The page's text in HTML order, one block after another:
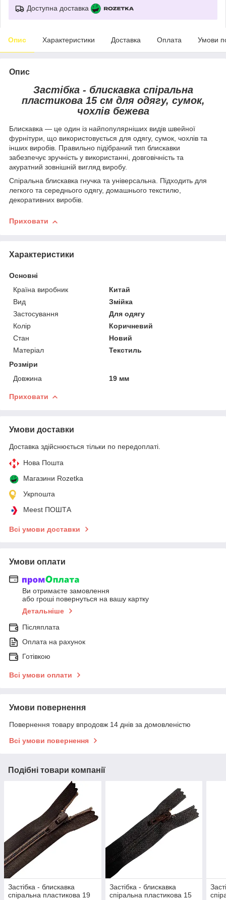
Доступна доставка
Опис Характеристики Доставка Оплата Умови
Опис
Застібка - блискавка спіральна
пластикова 15 см для одягу, сумок,
чохлів бежева
Блискавка — це один із найпопулярніших видів швейної
фурнітури, що використовується для одягу, сумок, чохлів та
інших виробів. Правильно підібраний тип блискавки
забезпечує зручність у використанні, довговічність та
акуратний зовнішній вигляд виробу.
Спіральна блискавка гнучка та універсальна. Підходить для
легкого та середнього одягу, домашнього текстилю,
декоративних виробів.
Приховати
Характеристики
Основні
Країна виробник
Китай
Вид
Змійка
Застосування
Для одягу
Колір
Коричневий
Стан
Новий
Матеріал
Текстиль
Розміри
Довжина
19 мм
Приховати
Умови доставки
Доставка здійснюється тільки по передоплаті.
Нова Пошта
Магазини Rozetka
Укрпошта
Meest ПОШТА
Всі умови доставки
Умови оплати
Ви отримаєте замовлення
або гроші повернуться на вашу картку
Детальніше
Післяплата
Оплата на рахунок
Готівкою
Всі умови оплати
Умови повернення
Повернення товару впродовж 14 днів за домовленістю
Всі умови повернення
Подібні товари компанії
Застібка - блискавка
спіральна пластикова 19
Застібка - блискавка
спіральна пластикова 15